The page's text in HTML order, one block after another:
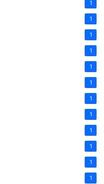
1
1
1
1
1
1
1
1
1
1
1
1